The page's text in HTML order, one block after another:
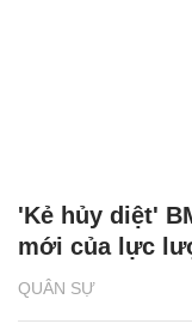
QUÂN SỰ
'Kẻ hủy diệt'
mới của lực